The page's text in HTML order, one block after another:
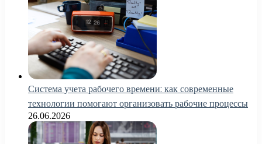
Система учета рабочего времени: как современные
технологии помогают организовать рабочие процессы
26.06.2026